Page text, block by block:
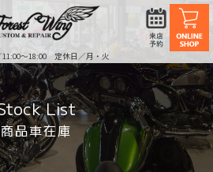
11:00〜18:00 定休日／月・火
List
商品車在庫